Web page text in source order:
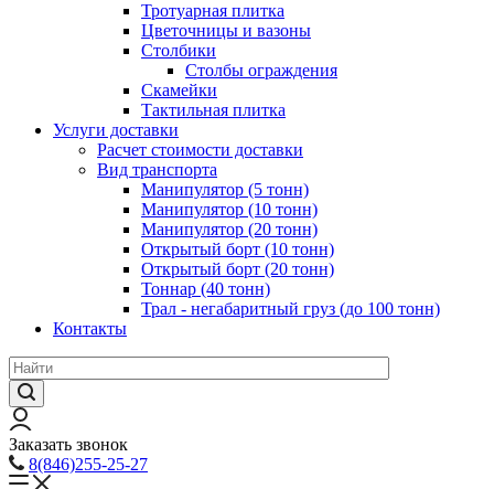
Тротуарная плитка
Цветочницы и вазоны
Столбики
Столбы ограждения
Скамейки
Тактильная плитка
Услуги доставки
Расчет стоимости доставки
Вид транспорта
Манипулятор (5 тонн)
Манипулятор (10 тонн)
Манипулятор (20 тонн)
Открытый борт (10 тонн)
Открытый борт (20 тонн)
Тоннар (40 тонн)
Трал - негабаритный груз (до 100 тонн)
Контакты
Заказать звонок
8(846)255-25-27